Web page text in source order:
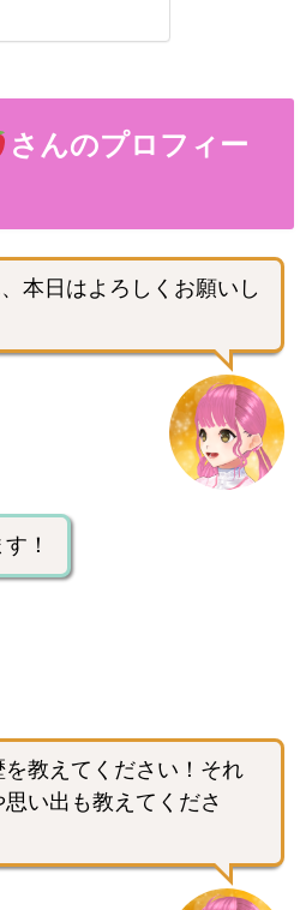
さんのプロフィー
本日はよろしくお願いし
！
教えてください！それ
い出も教えてくださ